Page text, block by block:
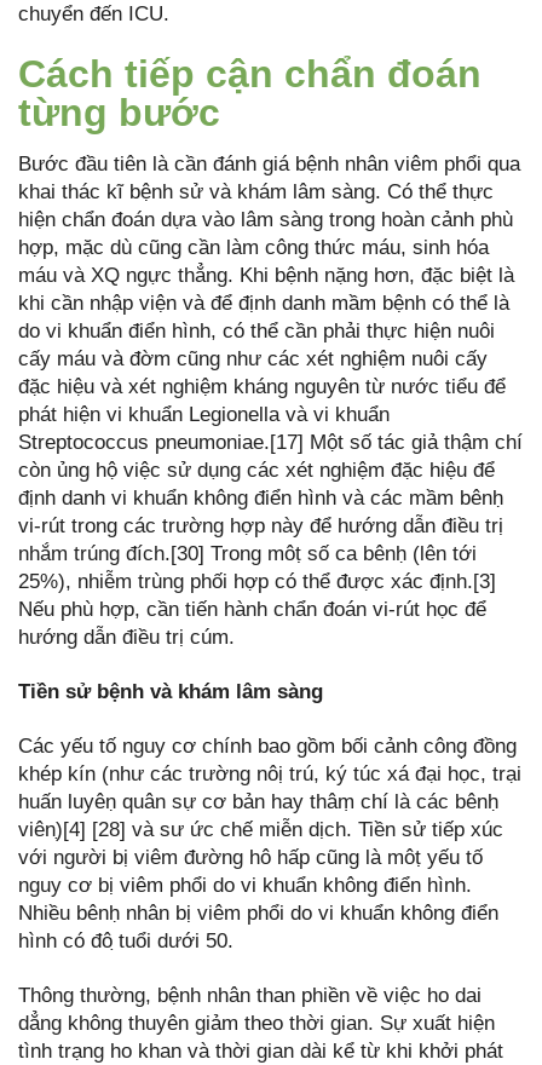
chuyển đến ICU.
Cách tiếp cận chẩn đoán
từng bước
Bước đầu tiên là cần đánh giá bệnh nhân viêm phổi qua
khai thác kĩ bệnh sử và khám lâm sàng. Có thể thực
hiện chẩn đoán dựa vào lâm sàng trong hoàn cảnh phù
hợp, mặc dù cũng cần làm công thức máu, sinh hóa
máu và XQ ngực thẳng. Khi bệnh nặng hơn, đặc biệt là
khi cần nhập viện và để định danh mầm bệnh có thể là
do vi khuẩn điển hình, có thể cần phải thực hiện nuôi
cấy máu và đờm cũng như các xét nghiệm nuôi cấy
đặc hiệu và xét nghiệm kháng nguyên từ nước tiểu để
phát hiện vi khuẩn Legionella và vi khuẩn
Streptococcus pneumoniae.[17] Một số tác giả thậm chí
còn ủng hộ việc sử dụng các xét nghiệm đặc hiệu để
định danh vi khuẩn không điển hình và các mầm bênḥ
vi-rút trong các trường hợp này để hướng dẫn điều trị
nhắm trúng đích.[30] Trong môṭ số ca bênḥ (lên tới
25%), nhiễm trùng phối hợp có thể được xác định.[3]
Nếu phù hợp, cần tiến hành chẩn đoán vi-rút học để
hướng dẫn điều trị cúm.
Tiền sử bệnh và khám lâm sàng
Các yếu tố nguy cơ chính bao gồm bối cảnh công̣ đồng
khép kín (như các trường nôị trú, ký túc xá đại học, trại
huấn luyêṇ quân sự cơ bản hay thâṃ chí là các bênḥ
viên)̣[4] [28] và sư ức chế miễn dịch. Tiền sử tiếp xúc
với người bị viêm đường hô hấp cũng là môṭ yếu tố
nguy cơ bị viêm phổi do vi khuẩn không điển hình.
Nhiều bênḥ nhân bị viêm phổi do vi khuẩn không điển
hình có đô ̣tuổi dưới 50.
Thông thường, bệnh nhân than phiền về việc ho dai
dẳng không thuyên giảm theo thời gian. Sự xuất hiện
tình trạng ho khan và thời gian dài kể từ khi khởi phát